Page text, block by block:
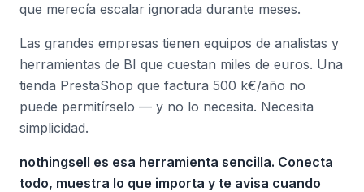
que merecía escalar ignorada durante meses.
Las grandes empresas tienen equipos de analistas y
herramientas de BI que cuestan miles de euros. Una
tienda PrestaShop que factura 500 k€/año no
puede permitírselo — y no lo necesita. Necesita
simplicidad.
nothingsell es esa herramienta sencilla. Conecta
todo, muestra lo que importa y te avisa cuando